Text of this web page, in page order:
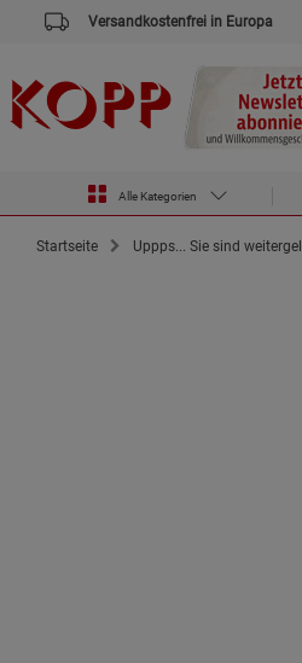
Versandkostenfrei in Europa
Alle Kategorien
Startseite Uppps... Sie sind